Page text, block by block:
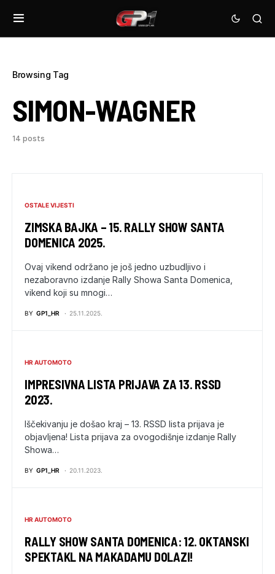
Browsing Tag
SIMON-WAGNER
14 posts
OSTALE VIJESTI
ZIMSKA BAJKA – 15. RALLY SHOW SANTA
DOMENICA 2025.
Ovaj vikend održano je još jedno uzbudljivo i
nezaboravno izdanje Rally Showa Santa Domenica,
vikend koji su mnogi…
BY GP1_HR 25.11.2025.
HR AUTOMOTO
IMPRESIVNA LISTA PRIJAVA ZA 13. RSSD
2023.
Iščekivanju je došao kraj – 13. RSSD lista prijava je
objavljena! Lista prijava za ovogodišnje izdanje Rally
Showa…
BY GP1_HR 20.11.2023.
HR AUTOMOTO
RALLY SHOW SANTA DOMENICA: 12. OKTANSKI
SPEKTAKL NA MAKADAMU DOLAZI!